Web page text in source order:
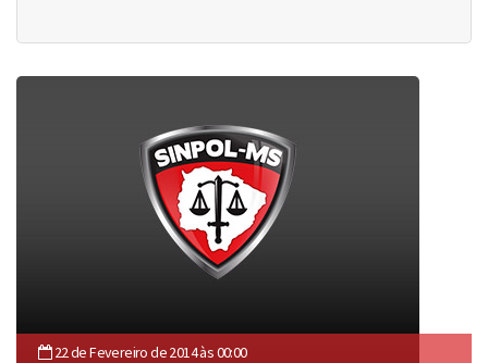
22 de Fevereiro de 2014 às 00:00